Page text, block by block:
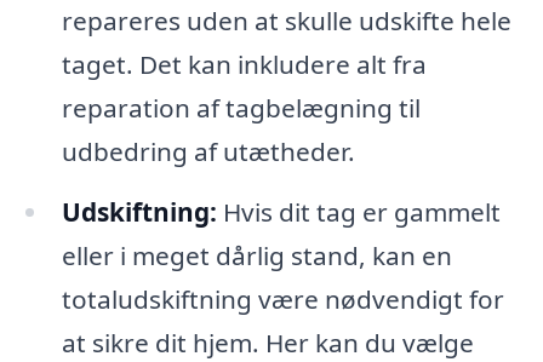
repareres uden at skulle udskifte hele
taget. Det kan inkludere alt fra
reparation af tagbelægning til
udbedring af utætheder.
Udskiftning: Hvis dit tag er gammelt
eller i meget dårlig stand, kan en
totaludskiftning være nødvendigt for
at sikre dit hjem. Her kan du vælge